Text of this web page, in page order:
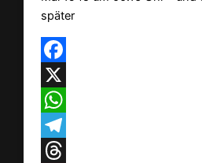
später
Facebook
X
WhatsApp
Telegram